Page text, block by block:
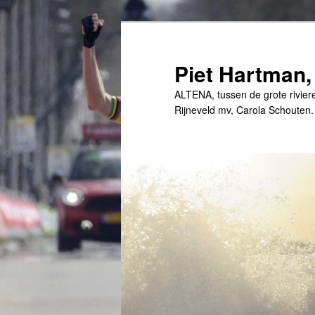
Spring
Piet
ALTENA, tussen de grote
Rijneveld mv, Carola